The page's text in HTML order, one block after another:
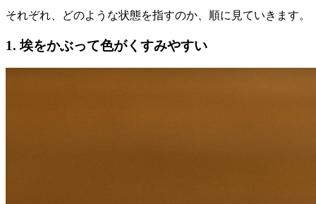
それぞれ、どのような状態を指すのか、順に見ていきます。
1. 埃をかぶって色がくすみやすい